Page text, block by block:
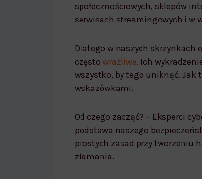
społecznościowych, sklepów
serwisach streamingowych i w
Dlatego w naszych skrzynkach
często wrażliwe. Ich
wszystko, by tego uniknąć. Jak
wskazówkami.
Od czego zacząć? – Eksperci
podstawa naszego
prostych zasad przy tworzeniu
złamania.